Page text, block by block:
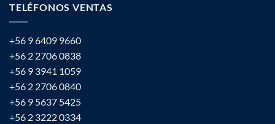
TELÉFONOS VENTAS
+56 9 6409 9660
+56 2 2706 0838
+56 9 3941 1059
+56 2 2706 0840
+56 9 5637 5425
+56 2 3222 0334